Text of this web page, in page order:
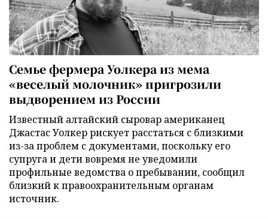
Семье фермера Уолкера из мема
«веселый молочник» пригрозили
выдворением из России
Известный алтайский сыровар американец
Джастас Уолкер рискует расстаться с близкими
из-за проблем с документами, поскольку его
супруга и дети вовремя не уведомили
профильные ведомства о пребывании, сообщил
близкий к правоохранительным органам
источник.